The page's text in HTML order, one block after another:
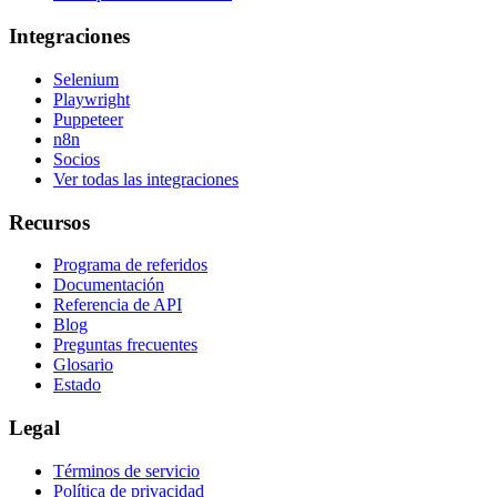
Integraciones
Selenium
Playwright
Puppeteer
n8n
Socios
Ver todas las integraciones
Recursos
Programa de referidos
Documentación
Referencia de API
Blog
Preguntas frecuentes
Glosario
Estado
Legal
Términos de servicio
Política de privacidad